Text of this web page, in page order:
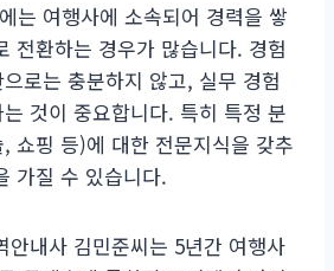
는 여행사에 소속되어 경력을 쌓
전환하는 경우가 많습니다. 경험
로는 충분하지 않고, 실무 경험
것이 중요합니다. 특히 특정 분
쇼핑 등)에 대한 전문지식을 갖추
가질 수 있습니다.
안내사 김민준씨는 5년간 여행사